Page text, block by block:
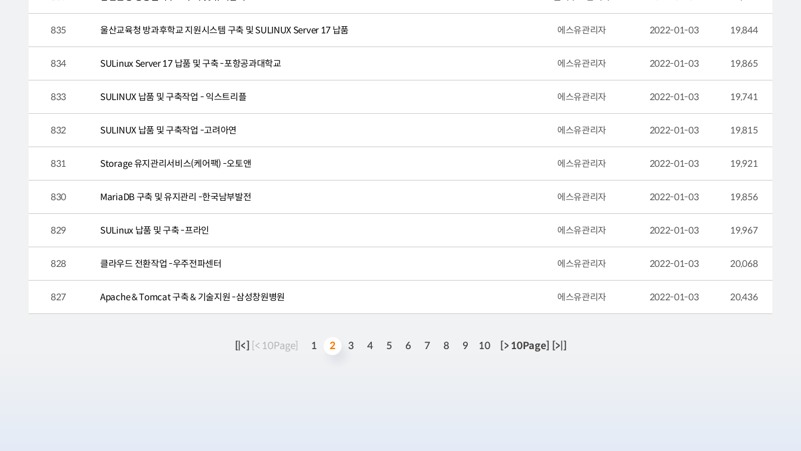
835 울산교육청 방과후학교 지원시스템 구축 및 SULINUX Server 17 납품 에스유관리자 2022-01-03 19,844
834 SULinux Server 17 납품 및 구축 -포항공과대학교 에스유관리자 2022-01-03 19,865
833 SULINUX 납품 및 구축작업 - 익스트리플 에스유관리자 2022-01-03 19,741
832 SULINUX 납품 및 구축작업 -고려아연 에스유관리자 2022-01-03 19,815
831 Storage 유지관리서비스(케어팩) -오토앤 에스유관리자 2022-01-03 19,921
830 MariaDB 구축 및 유지관리 -한국남부발전 에스유관리자 2022-01-03 19,856
829 SULinux 납품 및 구축 -프라인 에스유관리자 2022-01-03 19,967
828 클라우드 전환작업 -우주전파센터 에스유관리자 2022-01-03 20,068
827 Apache & Tomcat 구축 & 기술지원 -삼성창원병원 에스유관리자 2022-01-03 20,436
[|<] [< 10Page] 1 2 3 4 5 6 7 8 9 10 [> 10Page] [>|]